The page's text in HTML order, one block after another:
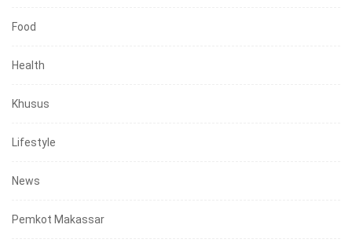
Food
Health
Khusus
Lifestyle
News
Pemkot Makassar